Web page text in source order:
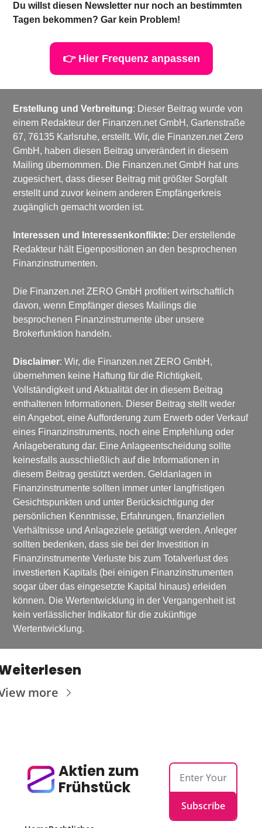
Du willst diesen Newsletter nur noch an bestimmten
Tagen bekommen? Gar kein Problem!
👉 Hier Frequenz anpassen
Erstellung und Verbreitung: Dieser Beitrag wurde von
einem Redakteur der Finanzen.net GmbH, Gartenstraße
67, 76135 Karlsruhe, erstellt. Wir, die Finanzen.net Zero
GmbH, haben diesen Beitrag unverändert in diesem
Mailing übernommen. Die Finanzen.net GmbH hat uns
zugesichert, dass dieser Beitrag mit größter Sorgfalt
erstellt und zuvor keinem anderen Empfängerkreis
zugänglich gemacht worden ist.
Interessen und Interessenkonflikte: Der erstellende
Redakteur hält Eigenpositionen an den besprochenen
Finanzinstrumenten.
Die Finanzen.net ZERO GmbH profitiert wirtschaftlich
davon, wenn Empfänger dieses Mailings die
besprochenen Finanzinstrumente über unsere
Brokerfunktion handeln.
Disclaimer: Wir, die Finanzen.net ZERO GmbH,
übernehmen keine Haftung für die Richtigkeit,
Vollständigkeit und Aktualität der in diesem Beitrag
enthaltenen Informationen. Dieser Beitrag stellt weder
ein Angebot, eine Aufforderung zum Erwerb oder Verkauf
eines Finanzinstruments, noch eine Empfehlung oder
Anlageberatung dar. Eine Anlageentscheidung sollte
keinesfalls ausschließlich auf die Informationen in
diesem Beitrag gestützt werden. Geldanlagen in
Finanzinstrumente sollten immer unter langfristigen
Gesichtspunkten und unter Berücksichtigung der
persönlichen Kenntnisse, Erfahrungen, finanziellen
Verhältnisse und Anlageziele getätigt werden. Anleger
sollten bedenken, dass sie bei der Investition in
Finanzinstrumente Verluste bis zum Totalverlust des
investierten Kapitals (bei einigen Finanzinstrumenten
sogar über das eingesetzte Kapital hinaus) erleiden
können. Die Wertentwicklung in der Vergangenheit ist
kein verlässlicher Indikator für die zukünftige
Wertentwicklung.
more
Aktien zum
Frühstück
Subscribe